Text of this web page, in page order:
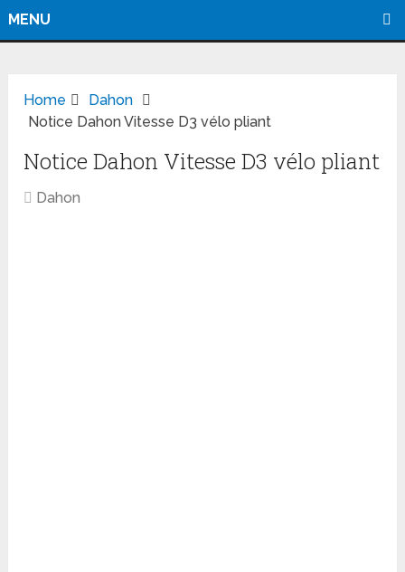
MENU
Home
Dahon
Notice Dahon Vitesse D3 vélo pliant
Notice Dahon Vitesse D3 vélo pliant
Dahon